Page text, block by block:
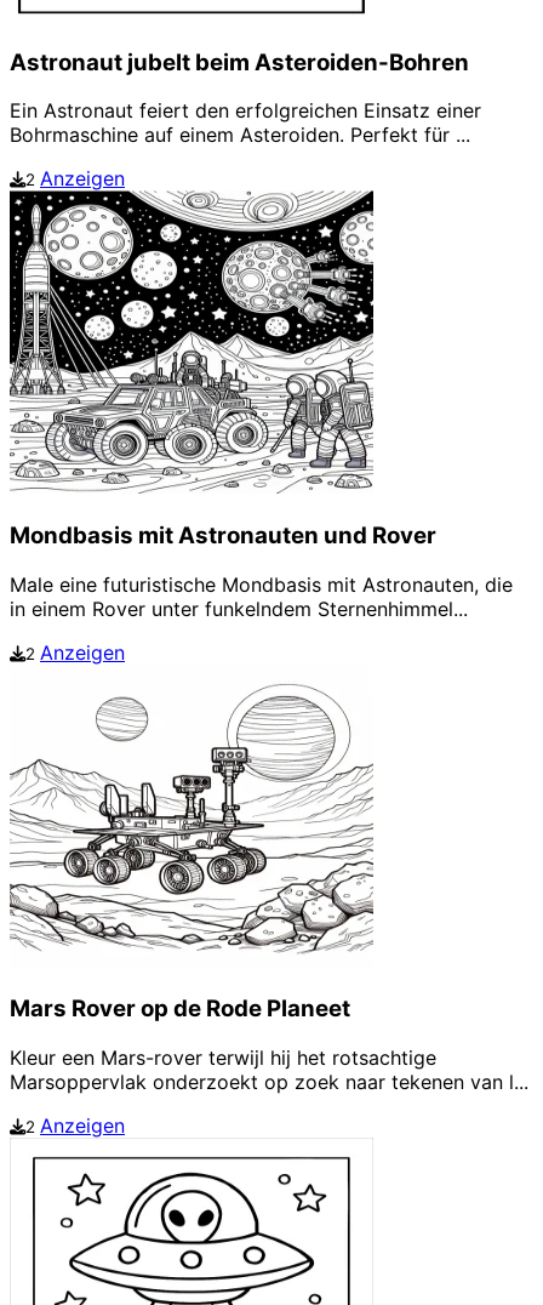
Astronaut jubelt beim Asteroiden-Bohren
Ein Astronaut feiert den erfolgreichen Einsatz einer
Bohrmaschine auf einem Asteroiden. Perfekt für ...
2 Anzeigen
Mondbasis mit Astronauten und Rover
Male eine futuristische Mondbasis mit Astronauten, die
in einem Rover unter funkelndem Sternenhimmel...
2 Anzeigen
Mars Rover op de Rode Planeet
Kleur een Mars-rover terwijl hij het rotsachtige
Marsoppervlak onderzoekt op zoek naar tekenen van l...
2 Anzeigen